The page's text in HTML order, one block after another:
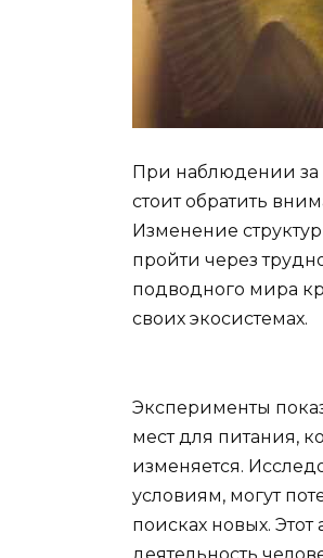
При наблюдении за
стоит обратить
Изменение
пройти через
подводного мира
своих экосистемах.
Эксперименты
мест для питания,
изменяется.
условиям, могут
поисках новых.